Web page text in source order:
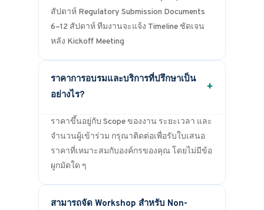
สัปดาห์ Regulatory Submission Documents
6–12 สัปดาห์ ทีมงานจะแจ้ง Timeline ชัดเจน
หลัง Kickoff Meeting
ราคาการอบรมและบริการที่ปรึกษาเป็น
อย่างไร?
+
ราคาขึ้นอยู่กับ Scope ของงาน ระยะเวลา และ
จำนวนผู้เข้าร่วม กรุณาติดต่อเพื่อรับใบเสนอ
ราคาที่เหมาะสมกับองค์กรของคุณ โดยไม่มีข้อ
ผูกมัดใด ๆ
สามารถจัด Workshop สำหรับ Non-